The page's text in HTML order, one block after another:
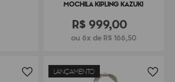
MOCHILA KIPLING KAZUKI
R$ 999,00
ou 6x de R$ 166,50
LANÇAMENTO